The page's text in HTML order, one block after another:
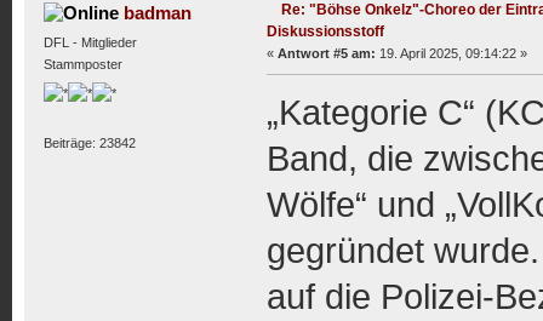
badman
DFL - Mitglieder
Stammposter
Beiträge: 23842
Re: "Böhse Onkelz"-Choreo der
Diskussionsstoff
« Antwort #5 am: 19. April 2025, 09:14:22 »
„Kategorie C“
Band, die
Wölfe“ und
gegründet
auf die Polizei-